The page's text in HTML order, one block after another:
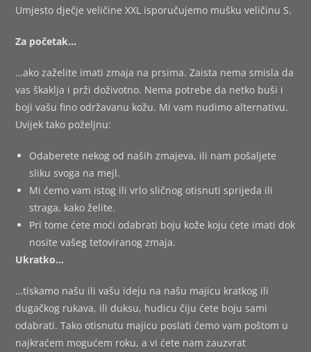
Umjesto dječje veličine XXL isporučujemo mušku veličinu S.
Za početak…
…ako zaželite imati zmaja na prsima. Zaista nema smisla da
vas škaklja i prži doživotno. Nema potrebe da netko buši i
boji vašu fino održavanu kožu. Mi vam nudimo alternativu.
Uvijek tako poželjnu:
Odaberete nekog od naših zmajeva, ili nam pošaljete
sliku svoga na mejl.
Mi ćemo vam istog ili vrlo sličnog otisnuti sprijeda ili
straga, kako želite.
Pri tome ćete moći odabrati boju kože koju ćete imati dok
nosite vašeg tetoviranog zmaja.
Ukratko…
…tiskamo našu ili vašu ideju na našu majicu kratkog ili
dugačkog rukava, ili duksu, hudicu čiju ćete boju sami
odabrati. Tako otisnutu majicu poslati ćemo vam poštom u
najkraćem mogućem roku, a vi ćete nam zauzvrat